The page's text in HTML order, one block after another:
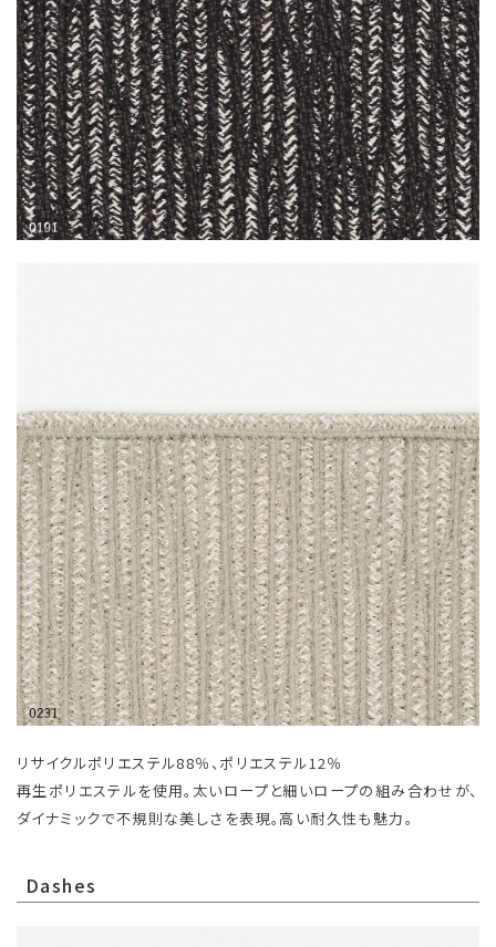
リサイクルポリエステル88％、ポリエステル12％
再生ポリエステルを使用。太いロープと細いロープの組み合わせが、
ダイナミックで不規則な美しさを表現。高い耐久性も魅力。
Dashes